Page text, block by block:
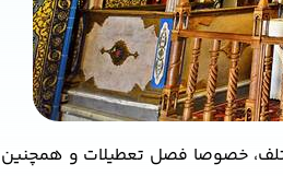
خصوصا فصل تعطیلات و همچنین